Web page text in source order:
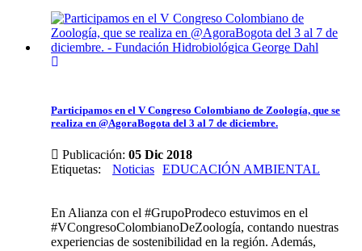
Participamos en el V Congreso Colombiano de Zoología, que se
realiza en @AgoraBogota del 3 al 7 de diciembre.
Publicación: 05 Dic 2018
Etiquetas: Noticias EDUCACIÓN AMBIENTAL
En Alianza con el #GrupoProdeco estuvimos en el
#VCongresoColombianoDeZoología, contando nuestras
experiencias de sostenibilidad en la región. Además,